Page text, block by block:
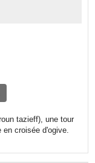
tazieff), une tour
croisée d'ogive.